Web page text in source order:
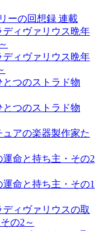
ーの回想録 連載
ィヴァリウス晩年
ディヴァリウス晩年
とつのストラド物
とつのストラド物
ュアの楽器製作家た
運命と持ち主・その2
命と持ち主・その1
ディヴァリウスの取
の2～